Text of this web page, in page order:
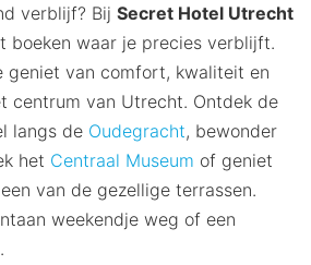
verblijf? Bij Secret Hotel Utrecht
boeken waar je precies verblijft.
geniet van comfort, kwaliteit en
centrum van Utrecht. Ontdek de
langs de Oudegracht, bewonder
het Centraal Museum of geniet
van de gezellige terrassen.
weekendje weg of een